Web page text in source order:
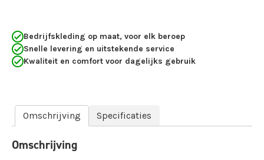
Bedrijfskleding op maat, voor elk beroep
Snelle levering en uitstekende service
Kwaliteit en comfort voor dagelijks gebruik
Omschrijving Specificaties
Omschrijving